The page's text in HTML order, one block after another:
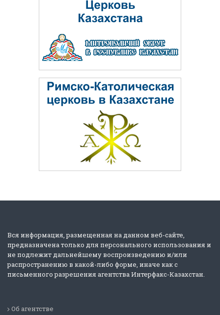
Вся информация, размещенная на данном веб-сайте,
предназначена только для персонального использования и
не подлежит дальнейшему воспроизведению и/или
распространению в какой-либо форме, иначе как с
письменного разрешения агентства Интерфакс-Казахстан.
Об агентстве